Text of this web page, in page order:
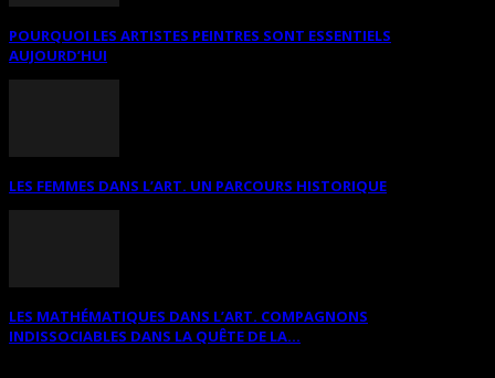
POURQUOI LES ARTISTES PEINTRES SONT ESSENTIELS
AUJOURD’HUI
LES FEMMES DANS L’ART. UN PARCOURS HISTORIQUE
LES MATHÉMATIQUES DANS L’ART. COMPAGNONS
INDISSOCIABLES DANS LA QUÊTE DE LA...